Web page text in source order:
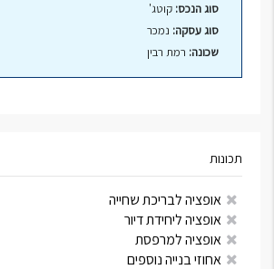
סוג הנכס: קוטג'
סוג עסקה: נמכר
שכונה: רמת רבין
תכונות
אופציה לבריכת שחייה
אופציה ליחידת דיור
אופציה למרפסת
אחוזי בנייה נוספים